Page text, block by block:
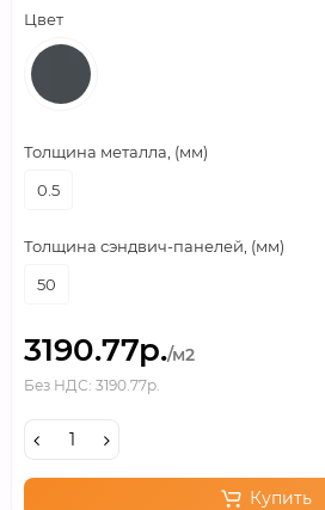
Цвет
Толщина металла, (мм)
0.5
Толщина сэндвич-панелей, (мм)
50
3190.77р./м2
Без НДС: 3190.77р.
Купить